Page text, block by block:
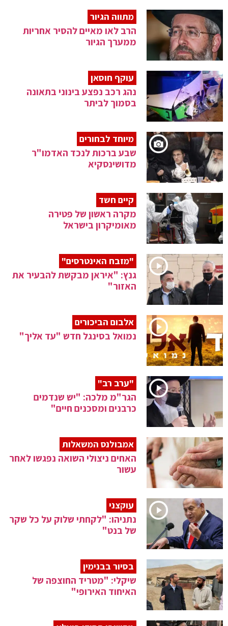
מתווה הגיור
הרב לאו מאיים להסיר אחריות
ממערך הגיור
עוקף חוסאן
נהג רכב נפצע בינוני בתאונה
בסמוך לביתר
מיוחד לבחורים
שבע ברכות לנכד האדמו"ר
מדושינסקיא
קיים חשד
מקרה ראשון של פטירה
מאומיקרון בישראל
"מזבח האינטרסים"
גנץ: "איראן מבקשת להבעיר את
האזור"
אלבום הביכורים
נמואל בסינגל חדש "עד אליך"
"ערב רב"
הגר"מ מלכה: "יש שנדמים
כרבנים ומסכנים חיים"
אמבולנס המשאלות
האחים ניצולי השואה נפגשו לאחר
עשור
עוקצני
נתניהו: "לקחתי שלוק על כל שקר
של בנט"
בסיור בבנימין
שיקלי: "מטריד החוצפה של
האיחוד האירופי"